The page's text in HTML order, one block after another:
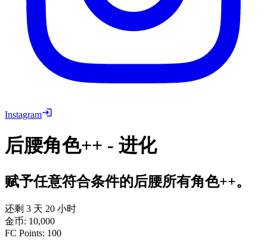
Instagram
后腰角色++ - 进化
赋予任意符合条件的后腰所有角色++。
还剩 3 天 20 小时
金币: 10,000
FC Points: 100